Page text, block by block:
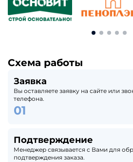
Схема работы
Заявка
Вы оставляете заявку на сайте или
телефона.
Подтверждение
Менеджер связывается с Вами для
подтверждения заказа.